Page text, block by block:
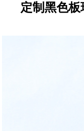
定制黑色